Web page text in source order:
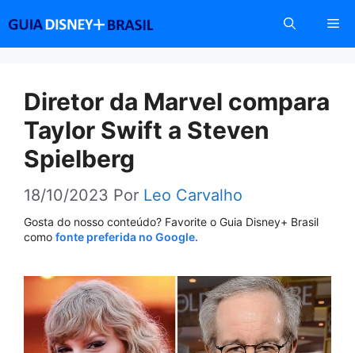
conteúdo
Diretor da Marvel compara
Taylor Swift a Steven
Spielberg
18/10/2023 Por Leo Carvalho
Gosta do nosso conteúdo? Favorite o Guia Disney+ Brasil
como fonte preferida no Google.